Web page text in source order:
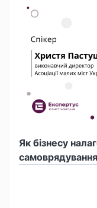
Як бізнесу